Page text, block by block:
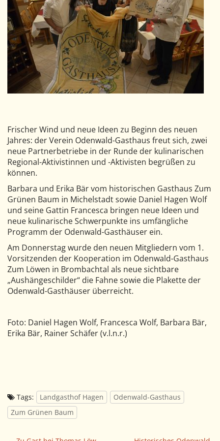
Frischer Wind und neue Ideen zu Beginn des neuen
Jahres: der Verein Odenwald-Gasthaus freut sich, zwei
neue Partnerbetriebe in der Runde der kulinarischen
Regional-Aktivistinnen und -Aktivisten begrüßen zu
können.
Barbara und Erika Bär vom historischen Gasthaus Zum
Grünen Baum in Michelstadt sowie Daniel Hagen Wolf
und seine Gattin Francesca bringen neue Ideen und
neue kulinarische Schwerpunkte ins umfängliche
Programm der Odenwald-Gasthäuser ein.
Am Donnerstag wurde den neuen Mitgliedern vom 1.
Vorsitzenden der Kooperation im Odenwald-Gasthaus
Zum Löwen in Brombachtal als neue sichtbare
„Aushängeschilder“ die Fahne sowie die Plakette der
Odenwald-Gasthäuser überreicht.
Foto: Daniel Hagen Wolf, Francesca Wolf, Barbara Bär,
Erika Bär, Rainer Schäfer (v.l.n.r.)
Tags: Landgasthof Hagen
Odenwald-Gasthaus
Zum Grünen Baum